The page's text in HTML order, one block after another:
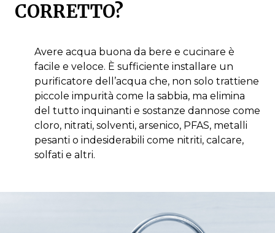
CORRETTO?
Avere acqua buona da bere e cucinare è
facile e veloce. È sufficiente installare un
purificatore dell’acqua che, non solo trattiene
piccole impurità come la sabbia, ma elimina
del tutto inquinanti e sostanze dannose come
cloro, nitrati, solventi, arsenico, PFAS, metalli
pesanti o indesiderabili come nitriti, calcare,
solfati e altri.